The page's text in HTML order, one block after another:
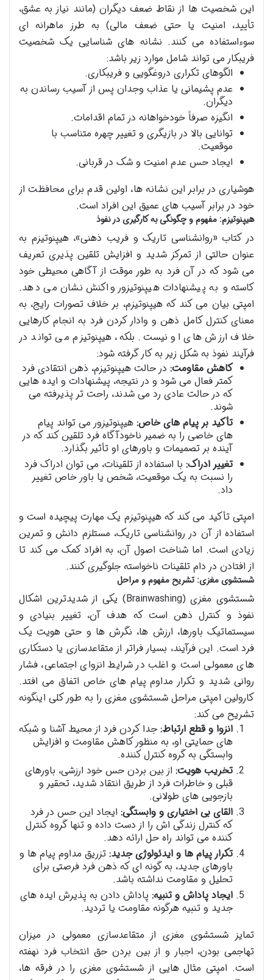
این شخصیت ها از نقاط ضعف دیگران (مانند نیاز به عشق،
تأیید، امنیت یا حتی ضعف مالی) به طرز ماهرانه ای
سوءاستفاده می کنند. نشانه های شناسایی یک شخصیت
فریبکار می تواند شامل موارد زیر باشد:
الگوهای تکراری دروغگویی و فریبکاری.
عدم پشیمانی یا عذاب وجدان پس از آسیب رساندن به
دیگران.
انگیزه صرفاً خودخواهانه در تمام اقدامات.
توانایی بالا در بازیگری و تغییر چهره متناسب با
موقعیت.
ایجاد حس عدم امنیت و شک در قربانی.
هوشیاری در برابر این نشانه ها، اولین قدم برای محافظت از
خود در برابر آسیب های عمیق این افراد است.
هیپنوتیزم: مفهوم و چگونگی به کارگیری در نفوذ
در کتاب «روانشناسی تاریک و فریب ذهنی»، هیپنوتیزم به
عنوان حالتی از تمرکز شدید و افزایش تلقین پذیری تعریف
می شود که در آن فرد به طور موقت از آگاهی محیطی خود
کاسته و به پیشنهادات هیپنوتیزور واکنش نشان می دهد.
امپتی بیان می کند که هیپنوتیزم، بر خلاف تصورات رایج، به
معنای کنترل کامل ذهن و وادار کردن فرد به انجام کارهایی
خلاف ارزش های او نیست. بلکه، هیپنوتیزم می تواند در
فرآیند نفوذ به شکل زیر به کار گرفته شود:
کاهش مقاومت: در حالت هیپنوتیزم، ذهن انتقادی فرد
کمتر فعال می شود و در نتیجه، پیشنهادات و ایده هایی
که در حالت عادی رد می شدند، راحت تر پذیرفته می
شوند.
تأکید بر پیام های خاص: هیپنوتیزور می تواند پیام
های خاصی را به ضمیر ناخودآگاه فرد تلقین کند که در
آینده بر تصمیمات و باورهای او تأثیر بگذارد.
تغییر ادراک: با استفاده از تلقینات، می توان ادراک فرد
را نسبت به یک موقعیت، شخص یا باور خاص تغییر
داد.
امپتی تأکید می کند که هیپنوتیزم یک مهارت پیچیده است و
استفاده از آن در روانشناسی تاریک، مستلزم دانش و تمرین
زیادی است. اما شناخت اصول آن، به افراد کمک می کند تا
از افتادن در دام تلقینات ناخواسته جلوگیری کنند.
شستشوی مغزی: تشریح مفهوم و مراحل
شستشوی مغزی (Brainwashing) یکی از شدیدترین اشکال
نفوذ و کنترل ذهن است که هدف آن، تغییر بنیادی و
سیستماتیک باورها، ارزش ها، نگرش ها و حتی هویت یک
فرد است. این فرآیند، بسیار فراتر از متقاعدسازی یا دستکاری
های معمولی است و اغلب در شرایط انزوای اجتماعی، فشار
روانی شدید و تکرار مداوم پیام های خاص اتفاق می افتد.
کارولین امپتی مراحل شستشوی مغزی را به طور کلی اینگونه
تشریح می کند:
انزوا و قطع ارتباط: جدا کردن فرد از محیط آشنا و شبکه
های حمایتی او، به منظور کاهش مقاومت و افزایش
وابستگی به گروه کنترل کننده.
تخریب هویت: از بین بردن حس خود ارزشی، باورهای
قبلی و خاطرات فرد از طریق انتقاد شدید، تحقیر و
بازجویی های طولانی.
القای بی اختیاری و وابستگی: ایجاد این حس در فرد
که کنترل زندگی اش را از دست داده و تنها گروه کنترل
کننده می تواند راه حل ارائه دهد.
تکرار پیام ها و ایدئولوژی جدید: تزریق مداوم پیام ها و
باورهای جدید، به گونه ای که ذهن فرد فرصتی برای
تحلیل و مقاومت نداشته باشد.
ایجاد پاداش و تنبیه: پاداش دادن به پذیرش ایده های
جدید و تنبیه هرگونه مقاومت یا تردید.
تمایز شستشوی مغزی از متقاعدسازی معمولی در میزان
تهاجمی بودن، اجبار و از بین بردن حق انتخاب فرد نهفته
است. امپتی مثال هایی از شستشوی مغزی را در فرقه ها،